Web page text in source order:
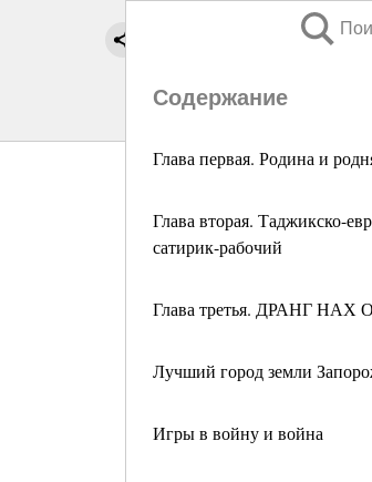
Содержание
Глава первая. Родина и
Глава вторая. Таджикско-
сатирик-рабочий
Глава третья. ДРАНГ НАХ
Лучший город земли
Игры в войну и война